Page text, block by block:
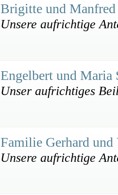
Brigitte und
Unsere aufrichtige
Engelbert und
Unser aufrichtiges
Familie Gerhard
Unsere aufrichtige